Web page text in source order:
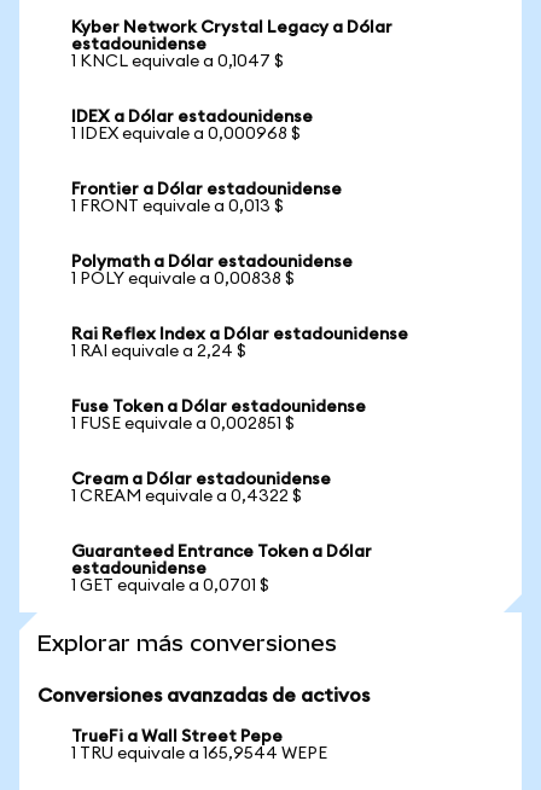
Kyber Network Crystal Legacy a Dólar
estadounidense
1 KNCL equivale a 0,1047 $
IDEX a Dólar estadounidense
1 IDEX equivale a 0,000968 $
Frontier a Dólar estadounidense
1 FRONT equivale a 0,013 $
Polymath a Dólar estadounidense
1 POLY equivale a 0,00838 $
Rai Reflex Index a Dólar estadounidense
1 RAI equivale a 2,24 $
Fuse Token a Dólar estadounidense
1 FUSE equivale a 0,002851 $
Cream a Dólar estadounidense
1 CREAM equivale a 0,4322 $
Guaranteed Entrance Token a Dólar
estadounidense
1 GET equivale a 0,0701 $
Explorar más conversiones
Conversiones avanzadas de activos
TrueFi a Wall Street Pepe
1 TRU equivale a 165,9544 WEPE